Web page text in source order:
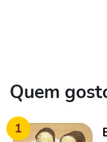
Quem
1